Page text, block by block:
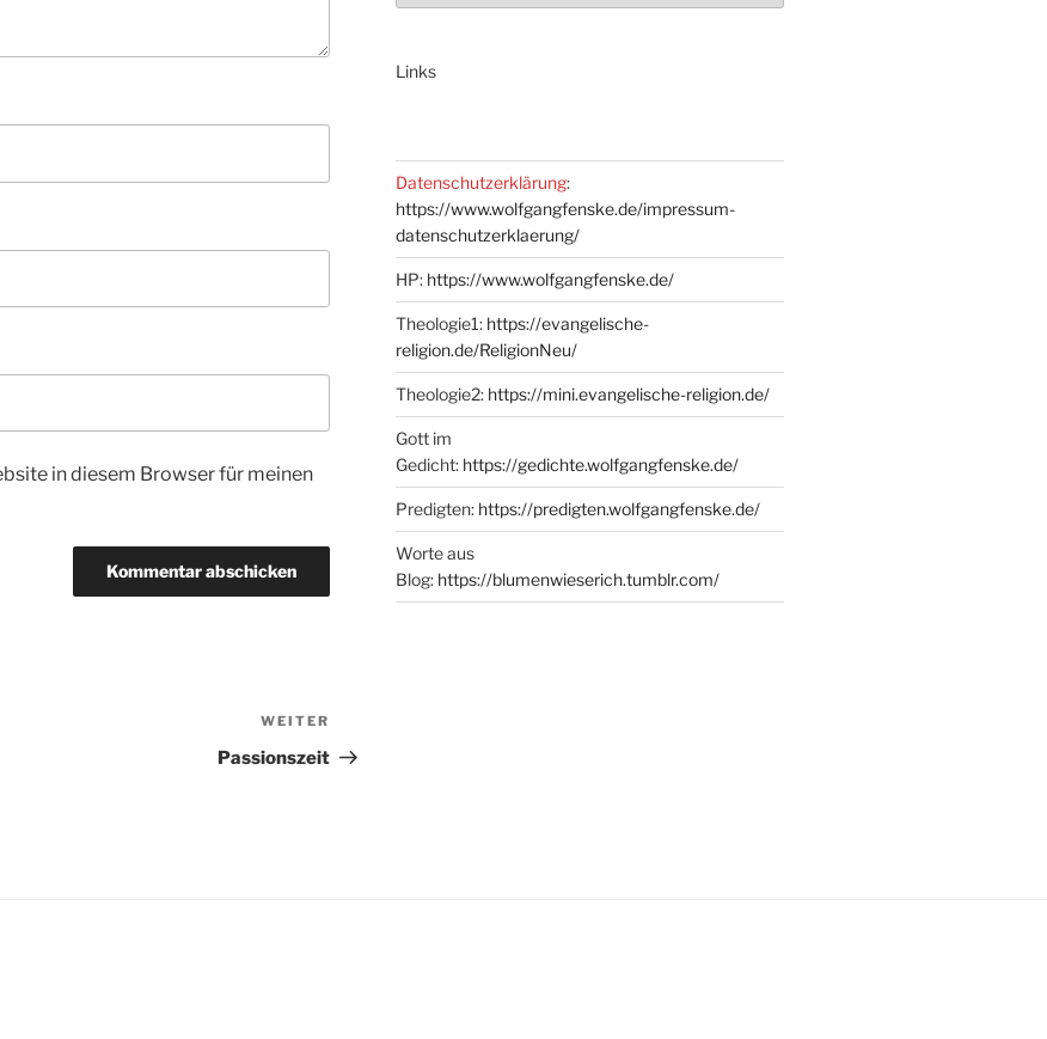
in diesem Browser für meinen
Beitrag
WEITER
Passionszeit
Links
Datenschutzerklärung:
https://www.wolfgangfenske.de/impressum-
datenschutzerklaerung/
HP: https://www.wolfgangfenske.de/
Theologie1: https://evangelische-
religion.de/ReligionNeu/
Theologie2: https://mini.evangelische-religion.de/
Gott im
Gedicht: https://gedichte.wolfgangfenske.de/
Predigten: https://predigten.wolfgangfenske.de/
Worte aus
Blog: https://blumenwieserich.tumblr.com/